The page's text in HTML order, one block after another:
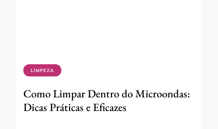
LIMPEZA
Como Limpar Dentro do Microondas:
Dicas Práticas e Eficazes